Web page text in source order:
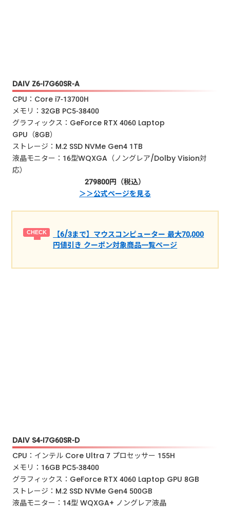
DAIV Z6-I7G60SR-A
CPU：Core i7-13700H
メモリ：32GB PC5-38400
グラフィックス：GeForce RTX 4060 Laptop
GPU（8GB）
ストレージ：M.2 SSD NVMe Gen4 1TB
液晶モニター：16型WQXGA（ノングレア/Dolby Vision対
応）
279800円（税込）
＞＞公式ページを見る
【6/3まで】マウスコンピューター 最大70,000
円値引き クーポン対象商品一覧ページ
DAIV S4-I7G60SR-D
CPU：インテル Core Ultra 7 プロセッサー 155H
メモリ：16GB PC5-38400
グラフィックス：GeForce RTX 4060 Laptop GPU 8GB
ストレージ：M.2 SSD NVMe Gen4 500GB
液晶モニター：14型 WQXGA+ ノングレア液晶